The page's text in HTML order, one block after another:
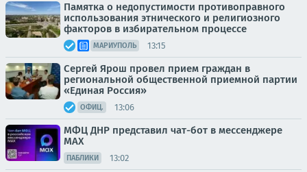
Памятка о недопустимости противоправного
использования этнического и религиозного
факторов в избирательном процессе
МАРИУПОЛЬ 13:15
Сергей Ярош провел прием граждан в
региональной общественной приемной партии
«Единая Россия»
ОФИЦ. 13:06
МФЦ ДНР представил чат-бот в мессенджере
MAX
ПАБЛИКИ 13:02